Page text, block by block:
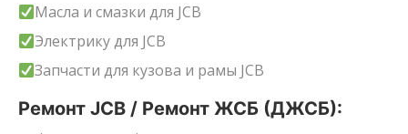
Масла и смазки для JCB
Электрику для JCB
Запчасти для кузова и рамы JCB
Ремонт JCB / Ремонт ЖСБ (ДЖСБ):